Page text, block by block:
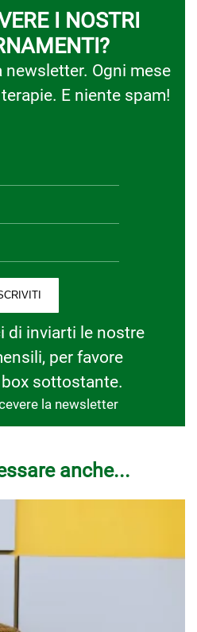
I NOSTRI
Ogni mese
E niente spam!
di inviarti le nostre
per favore
sottostante.
la newsletter
anche...